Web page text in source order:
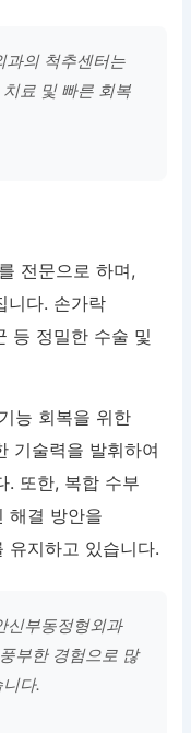
과의 척추센터는
료 및 빠른 회복
전문으로 하며,
니다. 손가락
등 정밀한 수술 및
능 회복을 위한
기술력을 발휘하여
. 또한, 복합 수부
해결 방안을
유지하고 있습니다.
신부동정형외과
부한 경험으로 많
다.